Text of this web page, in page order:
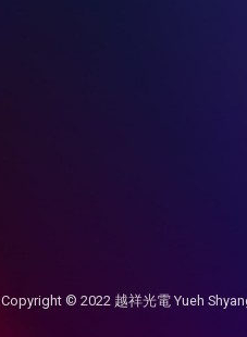
Copyright © 2022 越祥光電 Yueh